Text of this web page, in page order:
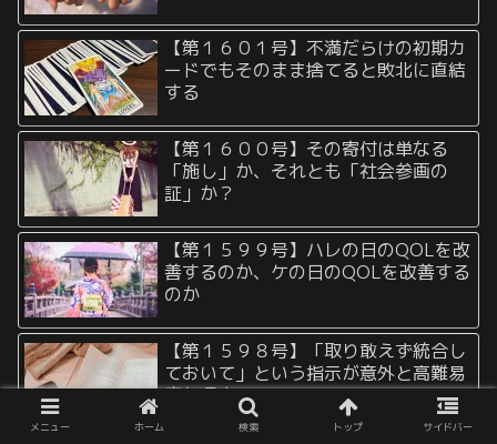
【第１６０１号】不満だらけの初期カ
ードでもそのまま捨てると敗北に直結
する
【第１６００号】その寄付は単なる
「施し」か、それとも「社会参画の
証」か？
【第１５９９号】ハレの日のQOLを改
善するのか、ケの日のQOLを改善する
のか
【第１５９８号】「取り敢えず統合し
ておいて」という指示が意外と高難易
度な理由
メニュー ホーム 検索 トップ サイドバー